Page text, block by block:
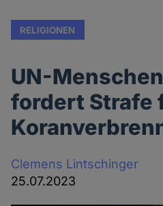
RELIGIONEN
UN-
fordert Strafe
Clemens Lintschinger
25.07.2023